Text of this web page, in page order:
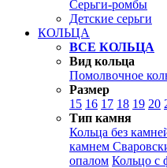
Серьги-ромбы
Детские серьги
КОЛЬЦА
ВСЕ КОЛЬЦА
Вид кольца
Помолвочное
Размер
15 16 17 18 19 20
Тип камня
Кольца без
камнем
опалом Кольцо с